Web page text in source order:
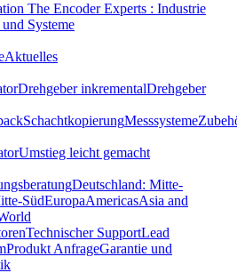
The Encoder Experts : Industrie
Systeme
Aktuelles
Drehgeber inkrementalDrehgeber
SchachtkopierungMesssysteme
Umstieg leicht gemacht
Deutschland: Mitte-
SüdEuropaAmericasAsia and
Technischer SupportLead
Produkt AnfrageGarantie und